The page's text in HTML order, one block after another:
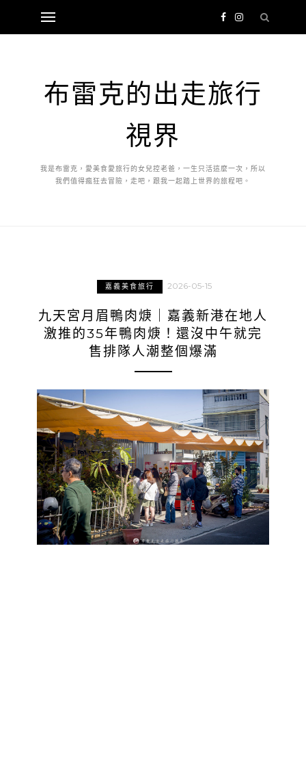
布雷克的出走旅行
視界
我是布雷克，愛美食愛旅行的女兒控老爸，一生只活這麼一次，所以
我們值得瘋狂去冒險，走吧，跟我一起踏上世界的旅程吧。
嘉義美食旅行 2026-05-15
九天宮月眉鴨肉焿｜嘉義新港在地人
激推的35年鴨肉焿！還沒中午就完
售排隊人潮整個爆滿